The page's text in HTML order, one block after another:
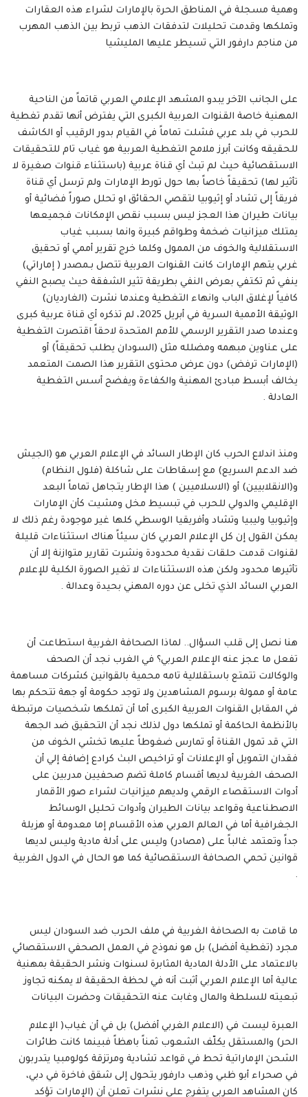
وهمية مسجلة في المناطق الحرة بالإمارات لشراء هذه العقارات
وتملكها وقدمت تحليلات لتدفقات الذهب تربط بين الذهب المهرب
من مناجم دارفور التي تسيطر عليها المليشيا
على الجانب الآخر يبدو المشهد الإعلامي العربي قاتماً من الناحية
المهنية خاصة القنوات العربية الكبرى التي يفترض أنها تقدم تغطية
للحرب في بلد عربي فشلت تماماً في القيام بدور الرقيب أو الكاشف
للحقيقه وكانت أبرز ملامح التغطية العربية هو غياب تام للتحقيقات
الاستقصائية حيث لم تبث أي قناة عربية (باستثناء قنوات صغيرة لا
تأثير لها) تحقيقاً خاصاً بها حول تورط الإمارات ولم ترسل أي قناة
فريقاً إلى تشاد أو إثيوبيا لتقصي الحقائق او تحلل صوراً فضائية أو
بيانات طيران هذا العجز ليس بسبب نقص الإمكانات فجميعها
يمتلك ميزانيات ضخمة وطواقم كبيرة وانما بسبب غياب
الاستقلالية والخوف من الممول وكلما خرج تقرير أممي أو تحقيق
غربي يتهم الإمارات كانت القنوات العربية تتصل بـمصدر ( إماراتي)
ينفي ثم تكتفي بعرض النفي بطريقة تثير الشفقة حيث يصبح النفي
كافياً لإغلاق الباب وانهاء التغطية وعندما نشرت (الغارديان)
الوثيقة الأممية السرية في أبريل 2025، لم تذكره أي قناة عربية كبرى
وعندما صدر التقرير الرسمي للأمم المتحدة لاحقاً اقتصرت التغطية
على عناوين مبهمه ومضلله مثل (السودان يطلب تحقيقاً) أو
(الإمارات ترفض) دون عرض محتوى التقرير هذا الصمت المتعمد
يخالف أبسط مبادئ المهنية والكفاءة ويفضح أسس التغطية
العادلة .
ومنذ اندلاع الحرب كان الإطار السائد في الإعلام العربي هو (الجيش
ضد الدعم السريع) مع إسقاطات على شاكلة (فلول النظام)
و(الانقلابيين) أو (الاسلاميين ) هذا الإطار يتجاهل تماماً البعد
الإقليمي والدولي للحرب في تبسيط مخل ومشيت كأن الإمارات
وإثيوبيا وليبيا وتشاد وأفريقيا الوسطي كلها غير موجودة رغم ذلك لا
يمكن القول إن كل الإعلام العربي كان سيئاً هناك استثناءات قليلة
لقنوات قدمت حلقات نقدية محدودة ونشرت تقارير متوازنة إلا أن
تأثيرها محدود ولكن هذه الاستثناءات لا تغير الصورة الكلية للإعلام
العربي السائد الذي تخلى عن دوره المهني بحيدة وعدالة .
هنا نصل إلى قلب السؤال.. لماذا الصحافة الغربية استطاعت أن
تفعل ما عجز عنه الإعلام العربي؟ في الغرب نجد أن الصحف
والوكالات تتمتع باستقلالية تامه محمية بالقوانين كشركات مساهمة
عامة أو ممولة برسوم المشاهدين ولا توجد حكومة أو جهة تتحكم بها
في المقابل القنوات العربية الكبرى أما أن تملكها شخصيات مرتبطة
بالأنظمة الحاكمة أو تملكها دول لذلك نجد أن التحقيق ضد الجهة
التي قد تمول القناة أو تمارس ضغوطاً عليها تخشي الخوف من
فقدان التمويل أو الإعلانات أو تراخيص البث كرادع إضافة إلي أن
الصحف الغربية لديها أقسام كاملة تضم صحفيين مدربين على
أدوات الاستقصاء الرقمي ولديهم ميزانيات لشراء صور الأقمار
الاصطناعية وقواعد بيانات الطيران وأدوات تحليل الوسائط
الجغرافية أما في العالم العربي هذه الأقسام إما معدومة أو هزيلة
جداً وتعتمد غالباً على (مصادر) وليس على أدلة مادية وليس لديها
قوانين تحمي الصحافة الاستقصائية كما هو الحال في الدول الغربية
.
ما قامت به الصحافة الغربية في ملف الحرب ضد السودان ليس
مجرد (تغطية أفضل) بل هو نموذج في العمل الصحفي الاستقصائي
بالاعتماد على الأدلة المادية المثابرة لسنوات ونشر الحقيقة بمهنية
عالية أما الإعلام العربي أثبت أنه في لحظة الحقيقة لا يمكنه تجاوز
تبعيته للسلطة والمال وغابت عنه التحقيقات وحضرت البيانات
العبرة ليست في (الاعلام الغربي أفضل) بل في أن غياب( الإعلام
الحر) والمستقل يكلّف الشعوب ثمناً باهظاً فبينما كانت طائرات
الشحن الإماراتية تحط في قواعد تشادية ومرتزقة كولومبيا يتدربون
في صحراء أبو ظبي وذهب دارفور يتحول إلى شقق فاخرة في دبي،
كان المشاهد العربي يتفرج على نشرات تعلن أن (الإمارات تؤكد